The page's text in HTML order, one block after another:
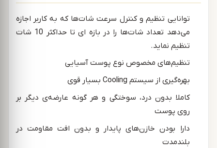
توانایی تنظیم و کنترل سرعت شات‌ها که به کاربر اجازه
می‌دهد تعداد شات‌ها را در بازه ای تا حداکثر 10 شات
تنظیم نماید.
تنظیم‌های مخصوص نوع پوست آسیایی
بهره‌گیری از سیستم Cooling بسیار قوی
کاملا بدون درد، سوختگی و هر گونه عارضه‌ی دیگر بر
روی پوست
دارا بودن خازن‌های پایدار و بدون افت مقاومت در
بلندمدت